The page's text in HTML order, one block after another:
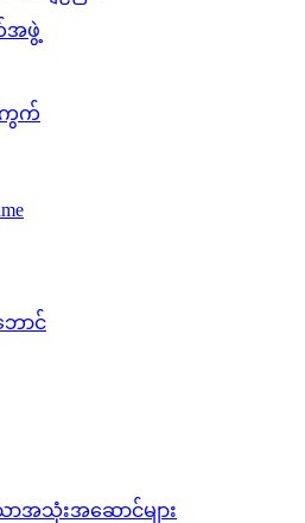
အဖွဲ့
ကွက်
ောင်
ာအသုံးအဆောင်များ